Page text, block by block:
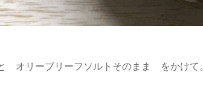
オリーブリーフソルトそのまま をかけて